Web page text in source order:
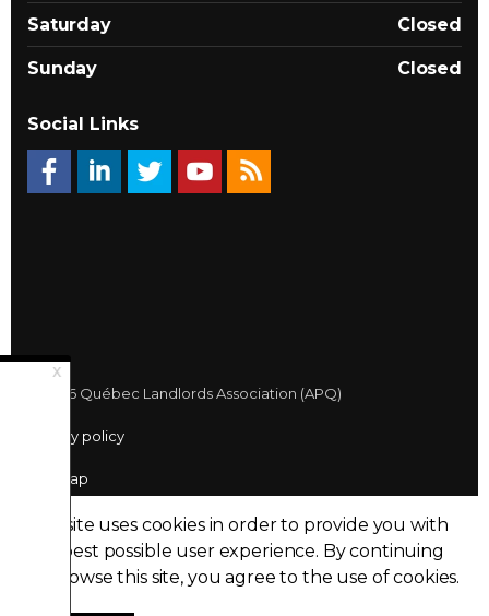
Saturday Closed
Sunday Closed
Social Links
© 2026 Québec Landlords Association (APQ)
Privacy policy
Sitemap
Made with uSkinned
This site uses cookies in order to provide you with
the best possible user experience. By continuing
to browse this site, you agree to the use of cookies.